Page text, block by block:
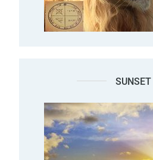
SUNSET